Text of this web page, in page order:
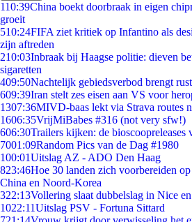
110:39China boekt doorbraak in eigen
groeit
510:24FIFA ziet kritiek op Infantino als
zijn aftreden
210:03Inbraak bij Haagse politie: dieven
sigaretten
409:50Nachtelijk gebiedsverbod brengt
609:39Iran stelt zes eisen aan VS voor
1307:36MIVD-baas lekt via Strava routes
1606:35VrijMiBabes #316 (not very sfw!)
606:30Trailers kijken: de bioscoopreleases
7001:09Random Pics van de Dag #1980
100:01Uitslag AZ - ADO Den Haag
823:46Hoe 30 landen zich voorbereiden
China en Noord-Korea
322:13Vollering slaat dubbelslag in Nice
1022:11Uitslag PSV - Fortuna Sittard